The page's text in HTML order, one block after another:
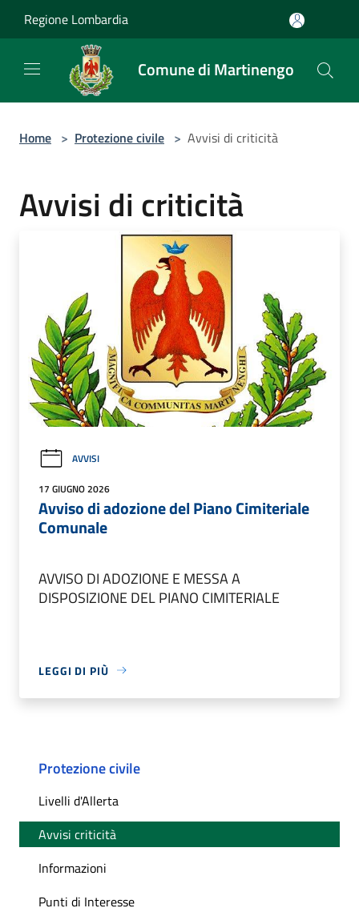
Regione Lombardia
Comune di Martinengo
Home > Protezione civile > Avvisi di criticità
Avvisi di criticità
AVVISI
17 GIUGNO 2026
Avviso di adozione del Piano Cimiteriale
Comunale
AVVISO DI ADOZIONE E MESSA A
DISPOSIZIONE DEL PIANO CIMITERIALE
LEGGI DI PIÙ
Protezione civile
Livelli d'Allerta
Avvisi criticità
Informazioni
Punti di Interesse